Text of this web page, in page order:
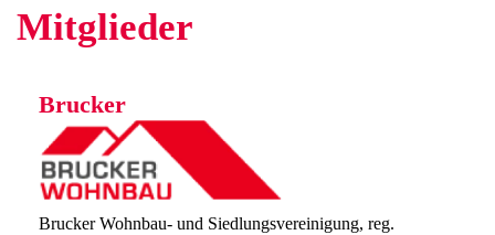
Mitglieder
Brucker
Brucker Wohnbau- und Siedlungsvereinigung, reg.